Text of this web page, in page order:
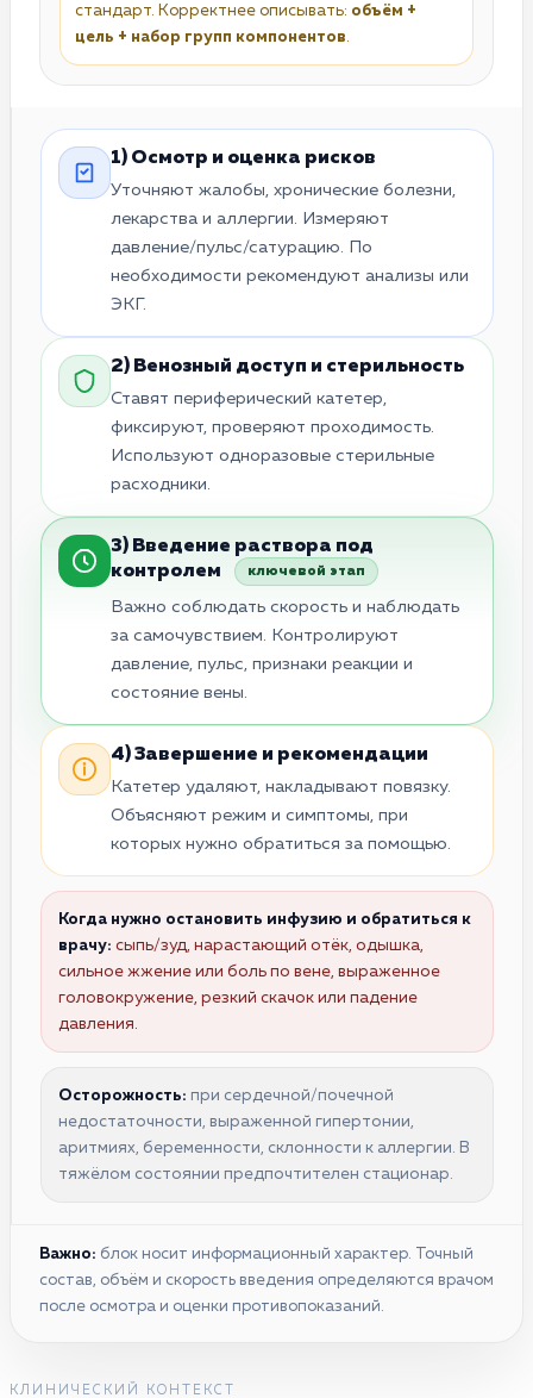
стандарт. Корректнее описывать: объём +
цель + набор групп компонентов.
1) Осмотр и оценка рисков
Уточняют жалобы, хронические болезни,
лекарства и аллергии. Измеряют
давление/пульс/сатурацию. По
необходимости рекомендуют анализы или
ЭКГ.
2) Венозный доступ и стерильность
Ставят периферический катетер,
фиксируют, проверяют проходимость.
Используют одноразовые стерильные
расходники.
3) Введение раствора под
контролем
ключевой этап
Важно соблюдать скорость и наблюдать
за самочувствием. Контролируют
давление, пульс, признаки реакции и
состояние вены.
4) Завершение и рекомендации
Катетер удаляют, накладывают повязку.
Объясняют режим и симптомы, при
которых нужно обратиться за помощью.
Когда нужно остановить инфузию и обратиться к
врачу: сыпь/зуд, нарастающий отёк, одышка,
сильное жжение или боль по вене, выраженное
головокружение, резкий скачок или падение
давления.
Осторожность: при сердечной/почечной
недостаточности, выраженной гипертонии,
аритмиях, беременности, склонности к аллергии. В
тяжёлом состоянии предпочтителен стационар.
Важно: блок носит информационный характер. Точный
состав, объём и скорость введения определяются врачом
после осмотра и оценки противопоказаний.
КЛИНИЧЕСКИЙ КОНТЕКСТ